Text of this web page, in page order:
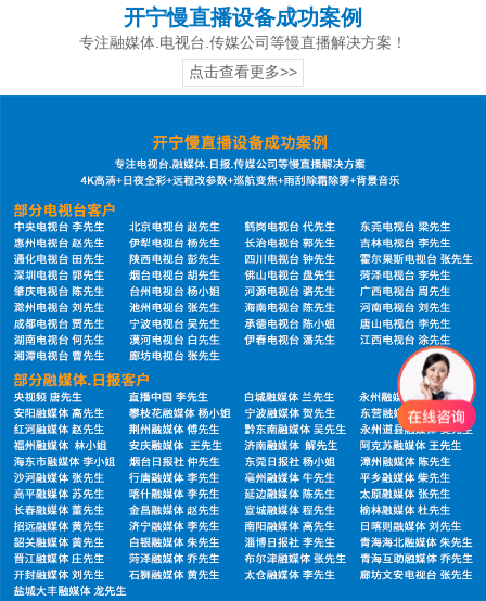
开宁慢直播设备成功案例
专注融媒体.电视台.传媒公司等慢直播解决方案！
点击查看更多>>